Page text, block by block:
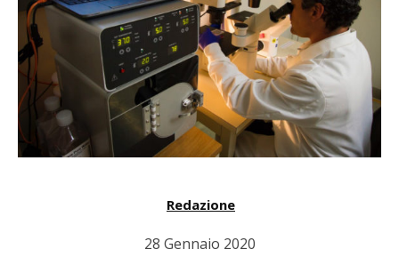
Redazione
28 Gennaio 2020